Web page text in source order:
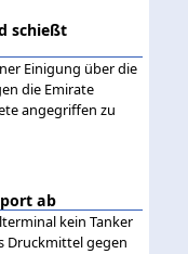
schießt
Einigung über die
die Emirate
angegriffen zu
ab
kein Tanker
Druckmittel gegen